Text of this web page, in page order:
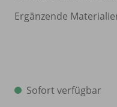
Ergänzende
Sofort verfügbar